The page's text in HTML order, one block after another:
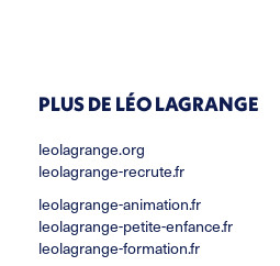
PLUS DE LÉO LAGRANGE
leolagrange.org
leolagrange-recrute.fr
leolagrange-animation.fr
leolagrange-petite-enfance.fr
leolagrange-formation.fr